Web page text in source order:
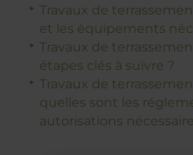
Travaux de
et les équipements
Travaux de
étapes clés à suivre ?
Travaux de
quelles sont les
autorisations